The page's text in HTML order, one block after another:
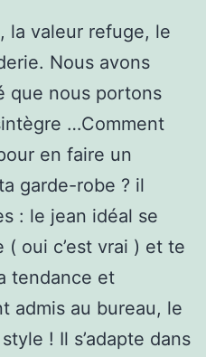
la valeur refuge, le
Nous avons
que nous portons
…Comment
en faire un
garde-robe ? il
: le jean idéal se
( oui c’est vrai ) et te
tendance et
admis au bureau, le
! Il s’adapte dans